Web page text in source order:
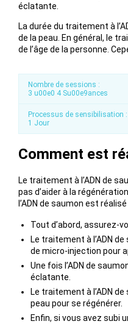
éclatante.
La durée du traitement à
de la peau. En général, le
de l’âge de la personne.
Nombre de sessions :
3 u00e0 4 Su00e9ances
Processus de sensibilisation :
1 Jour
Comment est
Le traitement à l’ADN de
pas d’aider à la
l’ADN de saumon est réalisé
Tout d’abord, assurez-
Le traitement à l’ADN
de micro-injection pour
Une fois l’ADN de
éclatante.
Le traitement à l’ADN
peau pour se régénérer.
Enfin, si vous avez subi